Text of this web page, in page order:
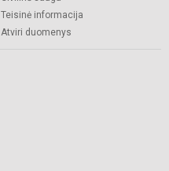
Teisinė informacija
Atviri duomenys